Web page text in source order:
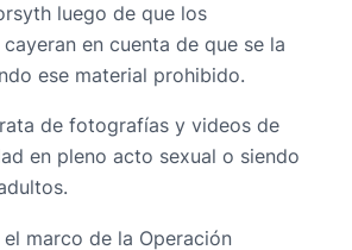
luego de que los
en cuenta de que se la
ese material prohibido.
de fotografías y videos de
en pleno acto sexual o siendo
marco de la Operación